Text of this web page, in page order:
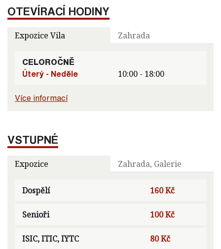
OTEVÍRACÍ HODINY
Expozice Vila Zahrada
CELOROČNĚ
Úterý - Neděle
10:00 - 18:00
Více informací
VSTUPNÉ
Expozice Zahrada, Galerie
Dospělí 160 Kč
Senioři 100 Kč
ISIC, ITIC, IYTC 80 Kč